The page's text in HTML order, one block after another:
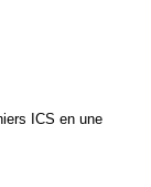
ICS en une